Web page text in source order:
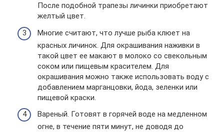
После подобной трапезы личинки приобретают
желтый цвет.
Многие считают, что лучше рыба клюет на
красных личинок. Для окрашивания наживки в
такой цвет ее макают в молоко со свекольным
соком или пищевым красителем. Для
окрашивания можно также использовать воду с
добавлением марганцовки, йода, зеленки или
пищевой краски.
Вареный. Готовят в горячей воде на медленном
огне, в течение пяти минут, не доводя до